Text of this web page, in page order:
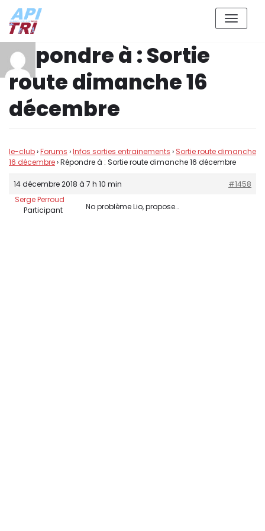
Aller
contenu
Répondre à : Sortie
route dimanche 16
décembre
le-club›Forums ›Infos sorties entrainements › Sortie route dimanche
16 décembre›Répondre à : Sortie route dimanche 16 décembre
14 décembre 2018 à 7 h 10 min
#1458
Serge Perroud
Participant
No problème Lio, propose…